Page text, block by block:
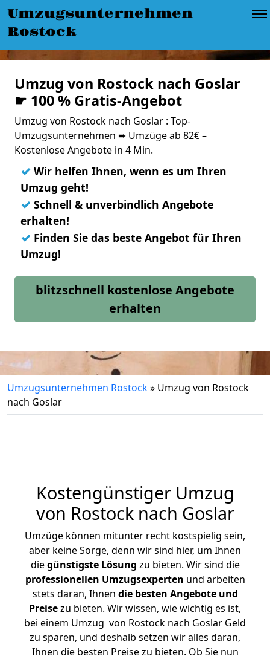
Umzugsunternehmen
Rostock
Umzug von Rostock nach Goslar
☛ 100 % Gratis-Angebot
Umzug von Rostock nach Goslar : Top-
Umzugsunternehmen ➨ Umzüge ab 82€ –
Kostenlose Angebote in 4 Min.
✓ Wir helfen Ihnen, wenn es um Ihren
Umzug geht!
✓ Schnell & unverbindlich Angebote
erhalten!
✓ Finden Sie das beste Angebot für Ihren
Umzug!
blitzschnell kostenlose Angebote
erhalten
Umzugsunternehmen Rostock» Umzug von Rostock
nach Goslar
Kostengünstiger Umzug
von Rostock nach Goslar
Umzüge können mitunter recht kostspielig sein,
aber keine Sorge, denn wir sind hier, um Ihnen
diegünstigste Lösung zu bieten. Wir sind die
professionellen Umzugsexperten und arbeiten
stets daran, Ihnen die besten Angebote und
Preisezu bieten. Wir wissen, wie wichtig es ist,
bei einem Umzug von Rostock nach Goslar Geld
zu sparen, und deshalb setzen wir alles daran,
Ihnen die besten Preise zu bieten. Ob Sie nun